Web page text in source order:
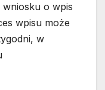
wniosku o wpis
wpisu może
w